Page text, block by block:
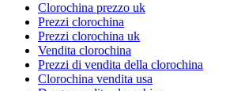
Clorochina prezzo uk
Prezzi clorochina
Prezzi clorochina uk
Vendita clorochina
Prezzi di vendita della clorochina
Clorochina vendita usa